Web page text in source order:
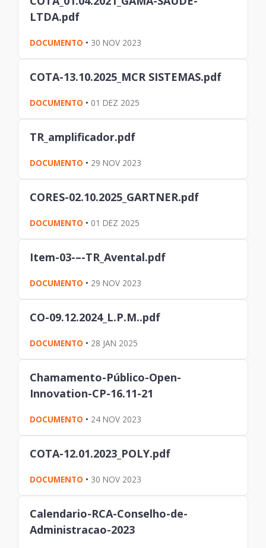
LTDA.pdf
DOCUMENTO • 30 NOV 2023
COTA-13.10.2025_MCR SISTEMAS.pdf
DOCUMENTO • 01 DEZ 2025
TR_amplificador.pdf
DOCUMENTO • 29 NOV 2023
CORES-02.10.2025_GARTNER.pdf
DOCUMENTO • 01 DEZ 2025
Item-03-–-TR_Avental.pdf
DOCUMENTO • 29 NOV 2023
CO-09.12.2024_L.P.M..pdf
DOCUMENTO • 28 JAN 2025
Chamamento-Público-Open-
Innovation-CP-16.11-21
DOCUMENTO • 24 NOV 2023
COTA-12.01.2023_POLY.pdf
DOCUMENTO • 30 NOV 2023
Calendario-RCA-Conselho-de-
Administracao-2023